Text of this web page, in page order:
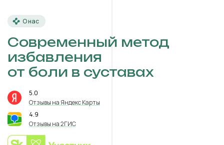
О нас
Современный метод
избавления
от боли в суставах
5.0
Отзывы на Яндекс Карты
4.9
Отзывы на 2ГИС